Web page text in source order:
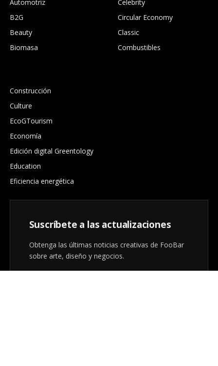
Automotriz
B2G
Beauty
Biomasa
Celebrity
Circular Economy
Classic
Combustibles
Construcción
Culture
EcoGTourism
Economía
Edición digital Greentology
Education
Eficiencia energética
Suscríbete a las actualizaciones
Obtenga las últimas noticias creativas de FooBar
sobre arte, diseño y negocios.